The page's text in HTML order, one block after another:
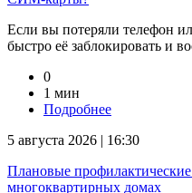
Если вы потеряли телефон
быстро её заблокировать и
0
1 мин
Подробнее
5 августа 2026 | 16:30
Плановые
многоквартирных домах